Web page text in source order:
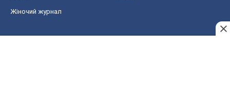
Жіночий журнал